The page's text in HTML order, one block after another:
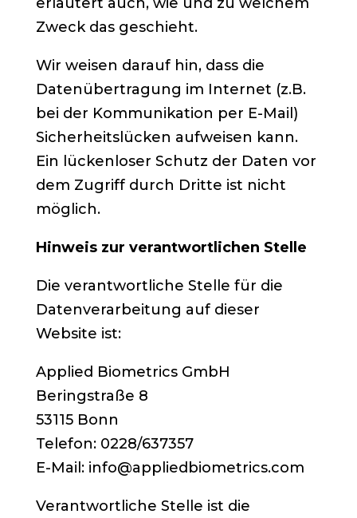
Zweck das geschieht.
Wir weisen darauf hin, dass die
Datenübertragung im Internet (z.B.
bei der Kommunikation per E-Mail)
Sicherheitslücken aufweisen kann.
Ein lückenloser Schutz der Daten vor
dem Zugriff durch Dritte ist nicht
möglich.
Hinweis zur verantwortlichen Stelle
Die verantwortliche Stelle für die
Datenverarbeitung auf dieser
Website ist:
Applied Biometrics GmbH
Beringstraße 8
53115 Bonn
Telefon: 0228/637357
E-Mail: info@appliedbiometrics.com
Verantwortliche Stelle ist die